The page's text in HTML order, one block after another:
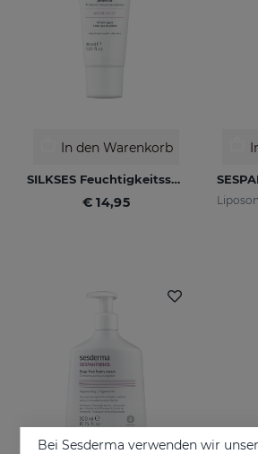
In den Warenkorb
SILKSES Feuchtigkeitsspendender Hautschutz 30 Ml
€ 14,95
Bei Sesderma verwenden wir